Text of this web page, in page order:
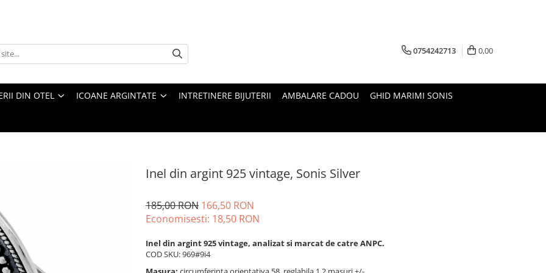
0754242713 0,00
DIN OTEL ICOANE ARGINTATE INTRETINERE BIJUTERII AMBALARE CADOU GHID MARIMI SONIS
Inel din argint 925 vintage, Sonis Silver
185,00 RON 166,50 RON
Economisesti: 18,50 RON
Inel din argint 925 vintage, analizat si marcat de catre ANPC.
COD SKU: 969#9i4